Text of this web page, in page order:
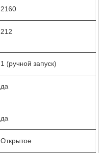
2160
212
1 (ручной запуск)
да
да
Открытое